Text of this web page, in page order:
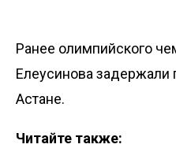
Ранее олимпийского
Елеусинова задержали
Астане.
Читайте также: